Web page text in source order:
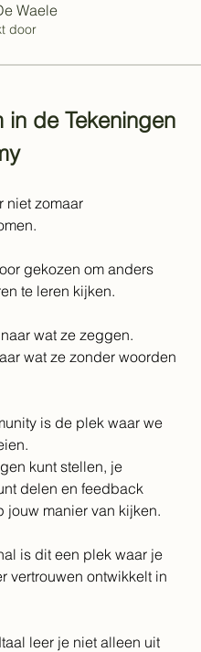
Waele
door
in de Tekeningen
niet zomaar
gekozen om anders
te leren kijken.
wat ze zeggen.
wat ze zonder woorden
is de plek waar we
kunt stellen, je
delen en feedback
jouw manier van kijken.
is dit een plek waar je
vertrouwen ontwikkelt in
leer je niet alleen uit